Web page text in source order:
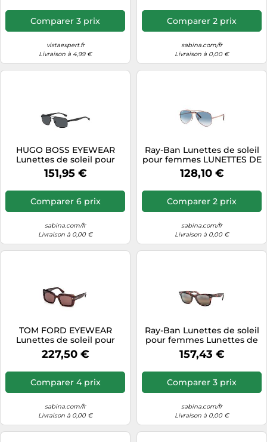
Comparer 3 prix
vistaexpert.fr
Livraison à 4,99 €
Comparer 2 prix
sabina.com/fr
Livraison à 0,00 €
HUGO BOSS EYEWEAR
Lunettes de soleil pour
hommes Boss 1580/S
Sunglasses
151,95 €
Comparer 6 prix
sabina.com/fr
Livraison à 0,00 €
Ray-Ban Lunettes de soleil
pour femmes LUNETTES DE
SOLEIL 0RB3625
128,10 €
Comparer 2 prix
sabina.com/fr
Livraison à 0,00 €
TOM FORD EYEWEAR
Lunettes de soleil pour
femmes Lunettes de soleil
FT1318
227,50 €
Comparer 4 prix
sabina.com/fr
Livraison à 0,00 €
Ray-Ban Lunettes de soleil
pour femmes Lunettes de
soleil 0Rb2140
157,43 €
Comparer 3 prix
sabina.com/fr
Livraison à 0,00 €